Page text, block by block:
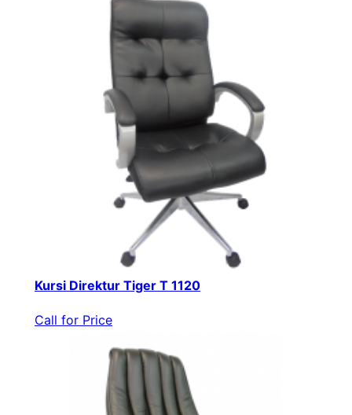
Kursi Direktur Tiger T 1120
Call for Price